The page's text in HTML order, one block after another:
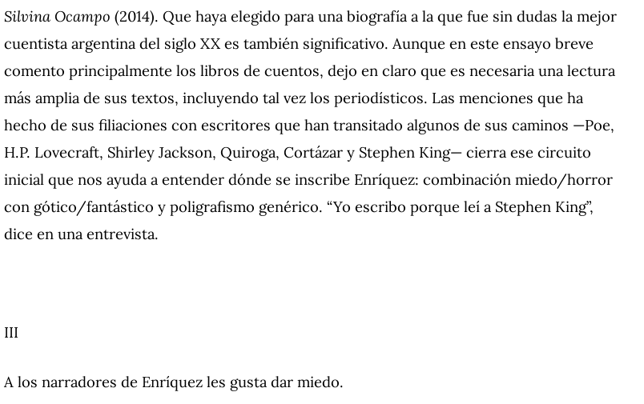
Silvina Ocampo (2014). Que haya elegido para una biografía a la que fue sin dudas la mejor
cuentista argentina del siglo XX es también significativo. Aunque en este ensayo breve
comento principalmente los libros de cuentos, dejo en claro que es necesaria una lectura
más amplia de sus textos, incluyendo tal vez los periodísticos. Las menciones que ha
hecho de sus filiaciones con escritores que han transitado algunos de sus caminos —Poe,
H.P. Lovecraft, Shirley Jackson, Quiroga, Cortázar y Stephen King— cierra ese circuito
inicial que nos ayuda a entender dónde se inscribe Enríquez: combinación miedo/horror
con gótico/fantástico y poligrafismo genérico. “Yo escribo porque leí a Stephen King”,
dice en una entrevista.
III
A los narradores de Enríquez les gusta dar miedo.